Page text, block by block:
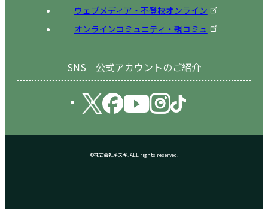
ウェブメディア・不登校オンライン
オンラインコミュニティ・親コミュ
SNS 公式アカウントのご紹介
©株式会社キズキ. ALL rights reserved.